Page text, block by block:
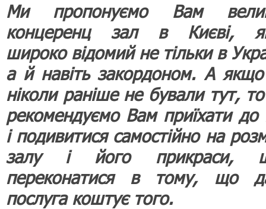
Ми пропонуємо Вам
концеренц зал в Києві,
широко відомий не тільки в
а й навіть закордоном. А
ніколи раніше не бували тут,
рекомендуємо Вам приїхати до
і подивитися самостійно на
залу і його прикраси,
переконатися в тому, що
послуга коштує того.